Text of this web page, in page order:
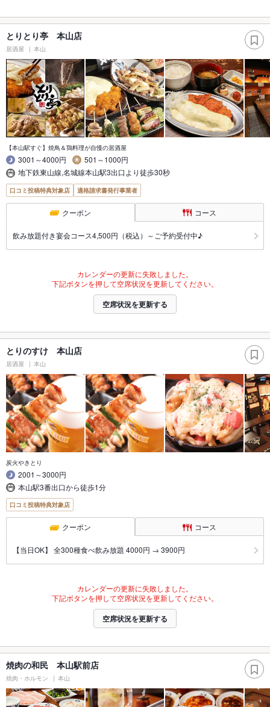
とりとり亭 本山店
居酒屋 本山
【本山駅すぐ】焼鳥＆鶏料理が自慢の居酒屋
3001～4000円
501～1000円
地下鉄東山線,名城線本山駅3出口より徒歩30秒
口コミ投稿特典対象店 適格請求書発行事業者
クーポン コース
飲み放題付き宴会コース4,500円（税込）～ご予約受付中♪
カレンダーの更新に失敗しました。
下記ボタンを押して空席状況を更新してください。
空席状況を更新する
とりのすけ 本山店
居酒屋 本山
炭火やきとり
2001～3000円
本山駅3番出口から徒歩1分
口コミ投稿特典対象店
クーポン コース
【当日OK】 全300種食べ飲み放題 4000円 → 3900円
カレンダーの更新に失敗しました。
下記ボタンを押して空席状況を更新してください。
空席状況を更新する
焼肉の和民 本山駅前店
焼肉・ホルモン 本山